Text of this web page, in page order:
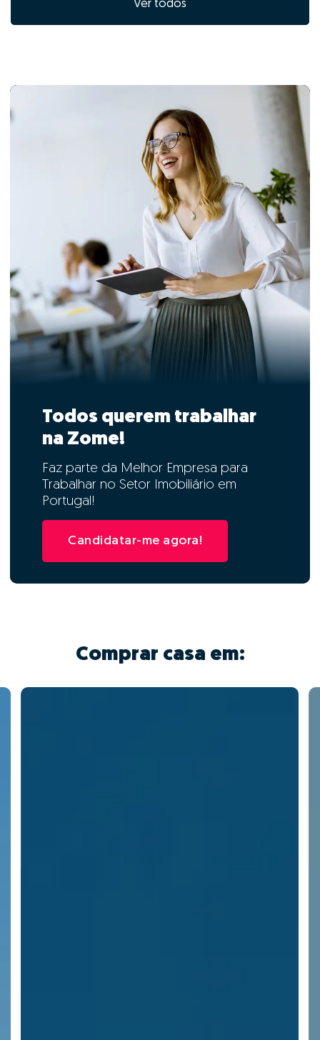
Ver todos
Todos querem trabalhar
na Zome!
Faz parte da Melhor Empresa para
Trabalhar no Setor Imobiliário em
Portugal!
Candidatar-me agora!
Comprar casa em: